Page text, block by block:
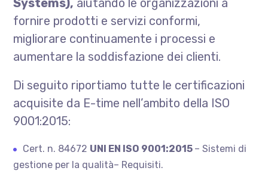
fornire prodotti e servizi conformi,
migliorare continuamente i processi e
aumentare la soddisfazione dei clienti.
Di seguito riportiamo tutte le certificazioni
acquisite da E-time nell’ambito della ISO
9001:2015:
Cert. n. 84672 UNI EN ISO 9001:2015 – Sistemi di
gestione per la qualità– Requisiti.